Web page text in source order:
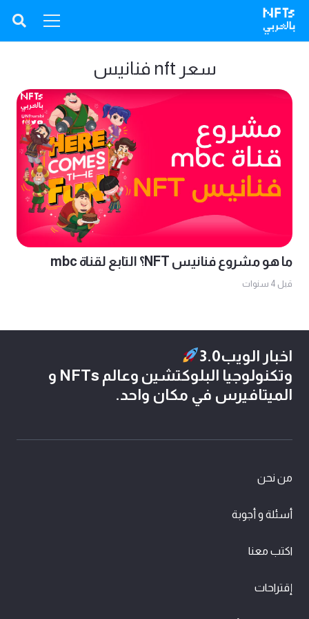
سعر nft فنانيس
ما هو مشروع فنانيس NFT؟ التابع لقناة mbc
قبل 4 سنوات
اخبار الويب3.0
وتكنولوجيا البلوكتشين وعالم NFTs و
الميتافيرس في مكان واحد.
من نحن
أسئلة و أجوبة
اكتب معنا
إقتراحات